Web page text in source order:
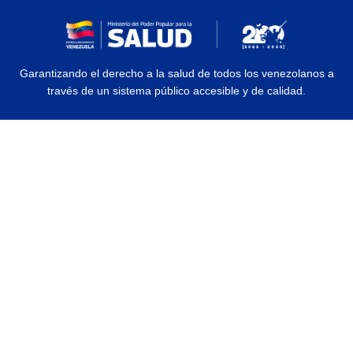
Garantizando el derecho a la salud de todos los venezolanos a
través de un sistema público accesible y de calidad.